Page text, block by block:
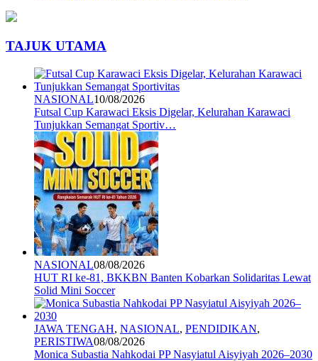
TAJUK UTAMA
NASIONAL10/08/2026
Futsal Cup Karawaci Eksis Digelar, Kelurahan Karawaci
Tunjukkan Semangat Sportiv…
NASIONAL08/08/2026
HUT RI ke-81, BKKBN Banten Kobarkan Solidaritas Lewat
Solid Mini Soccer
JAWA TENGAH, NASIONAL, PENDIDIKAN,
PERISTIWA08/08/2026
Monica Subastia Nahkodai PP Nasyiatul Aisyiyah 2026–2030